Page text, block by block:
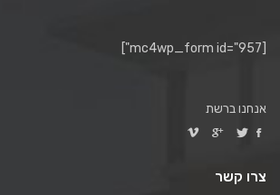
[mc4wp_form id="957"]
אנחנו ברשת
צרו קשר